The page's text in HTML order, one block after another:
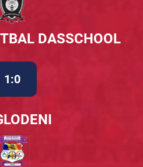
DASSCHOOL
1:0